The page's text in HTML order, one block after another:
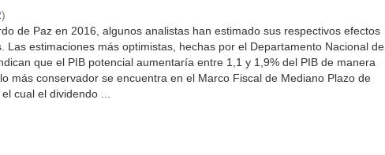
)
de Paz en 2016, algunos analistas han estimado sus respectivos efectos
Las estimaciones más optimistas, hechas por el Departamento Nacional de
que el PIB potencial aumentaría entre 1,1 y 1,9% del PIB de manera
más conservador se encuentra en el Marco Fiscal de Mediano Plazo de
cual el dividendo ...